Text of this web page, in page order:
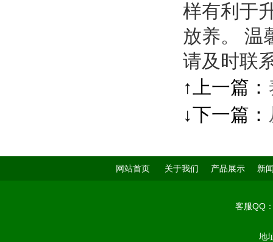
样有利于
放养。 温
请及时联
↑上一篇：
↓下一篇：
网站首页 关于我们 产品展示 新
客服QQ
地